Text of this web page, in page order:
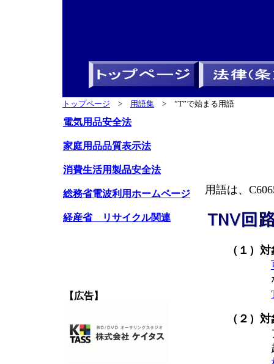
用語は、
（１）
なるよう
（２）
アクセス
超えない
【広告】
電気用品安全法
家庭用品品質表示法
消費生活用製品安全法
総務省電波利用ホームページ
経産省 リサイクル関連
トップページ > 用語集 > ”T”で始まる用語